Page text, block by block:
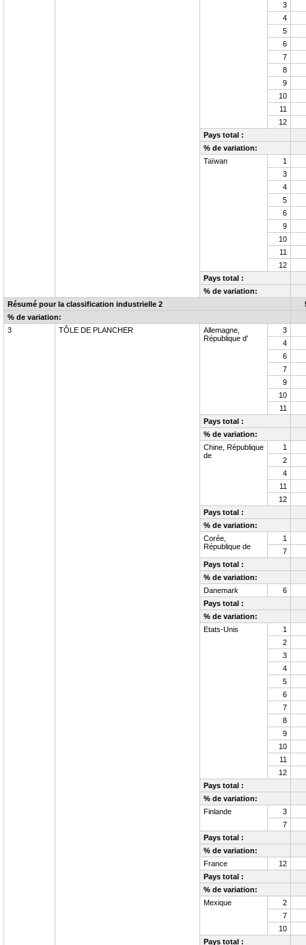
3
4
5
6
7
8
9
10
11
12
Pays total :
% de variation:
Taïwan
1
3
4
5
6
9
10
11
12
Pays total :
% de variation:
Résumé pour la classification industrielle 2
% de variation:
3
TÔLE DE PLANCHER
Allemagne,
République d'
3
4
6
7
9
10
11
Pays total :
% de variation:
Chine, République
de
1
2
4
11
12
Pays total :
% de variation:
Corée,
République de
1
7
Pays total :
% de variation:
Danemark
6
Pays total :
% de variation:
Etats-Unis
1
2
3
4
5
6
7
8
9
10
11
12
Pays total :
% de variation:
Finlande
3
7
Pays total :
% de variation:
France
12
Pays total :
% de variation:
Mexique
2
7
10
Pays total :